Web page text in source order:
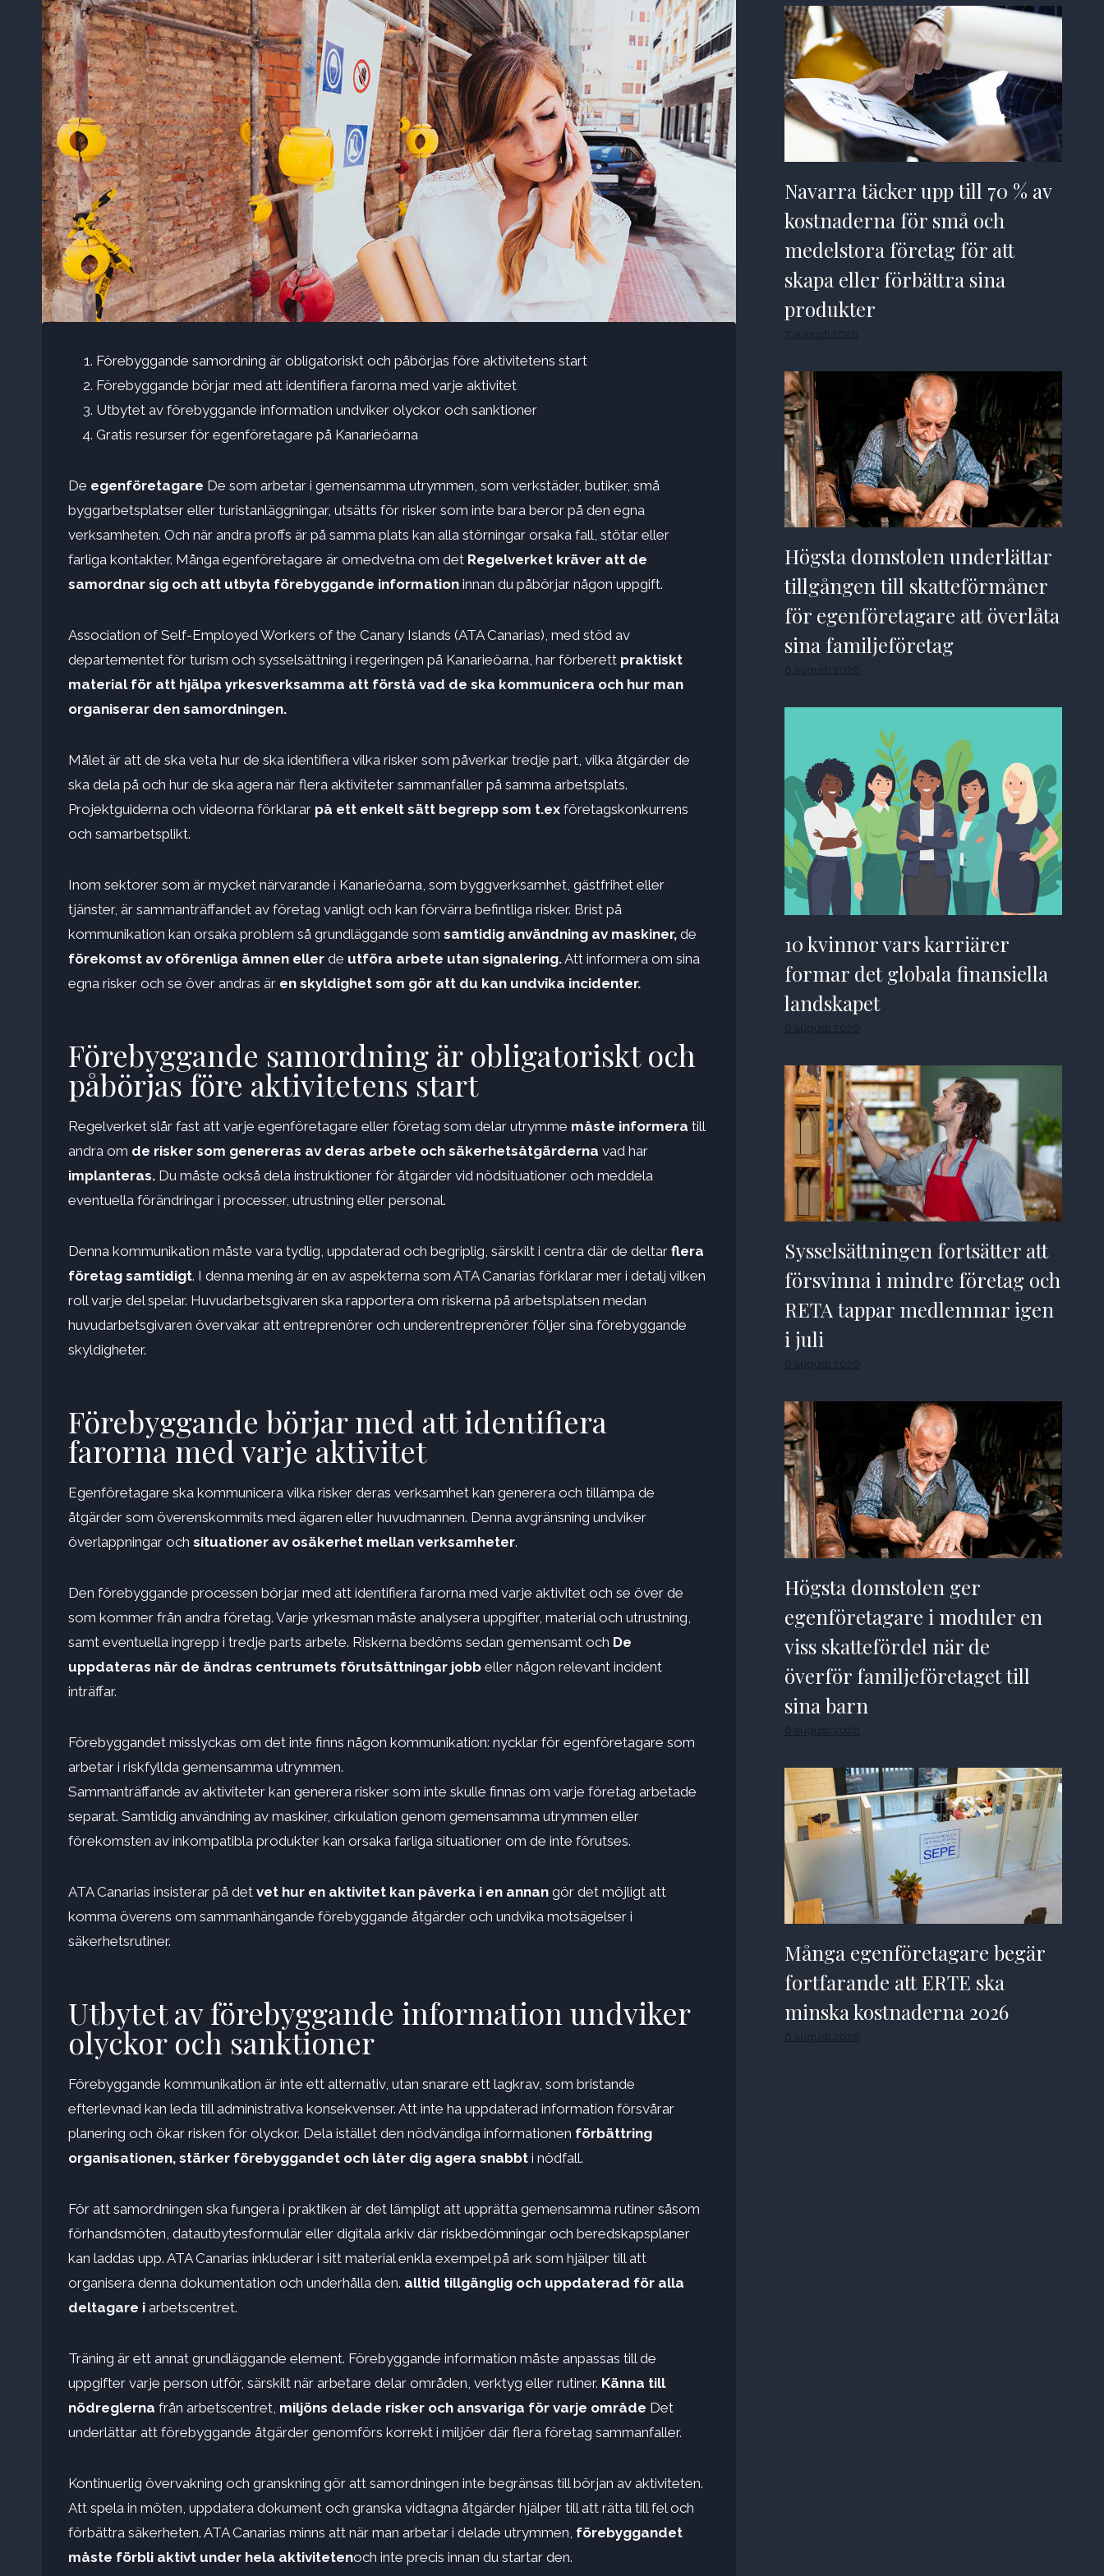
Förebyggande samordning är obligatoriskt och påbörjas före aktivitetens start
Förebyggande börjar med att identifiera farorna med varje aktivitet
Utbytet av förebyggande information undviker olyckor och sanktioner
Gratis resurser för egenföretagare på Kanarieöarna
De egenföretagare De som arbetar i gemensamma utrymmen, som verkstäder, butiker, små
byggarbetsplatser eller turistanläggningar, utsätts för risker som inte bara beror på den egna
verksamheten. Och när andra proffs är på samma plats kan alla störningar orsaka fall, stötar eller
farliga kontakter. Många egenföretagare är omedvetna om det Regelverket kräver att de
samordnar sig och att utbyta förebyggande information innan du påbörjar någon uppgift.
Association of Self-Employed Workers of the Canary Islands (ATA Canarias), med stöd av
departementet för turism och sysselsättning i regeringen på Kanarieöarna, har förberett praktiskt
material för att hjälpa yrkesverksamma att förstå vad de ska kommunicera och hur man
organiserar den samordningen.
Målet är att de ska veta hur de ska identifiera vilka risker som påverkar tredje part, vilka åtgärder de
ska dela på och hur de ska agera när flera aktiviteter sammanfaller på samma arbetsplats.
Projektguiderna och videorna förklarar på ett enkelt sätt begrepp som t.ex företagskonkurrens
och samarbetsplikt.
Inom sektorer som är mycket närvarande i Kanarieöarna, som byggverksamhet, gästfrihet eller
tjänster, är sammanträffandet av företag vanligt och kan förvärra befintliga risker. Brist på
kommunikation kan orsaka problem så grundläggande som samtidig användning av maskiner, de
förekomst av oförenliga ämnen eller de utföra arbete utan signalering.Att informera om sina
egna risker och se över andras är en skyldighet som gör att du kan undvika incidenter.
Förebyggande samordning är obligatoriskt och
påbörjas före aktivitetens start
Regelverket slår fast att varje egenföretagare eller företag som delar utrymme måste informera till
andra om de risker som genereras av deras arbete och säkerhetsåtgärderna vad har
implanteras. Du måste också dela instruktioner för åtgärder vid nödsituationer och meddela
eventuella förändringar i processer, utrustning eller personal.
Denna kommunikation måste vara tydlig, uppdaterad och begriplig, särskilt i centra där de deltar flera
företag samtidigt. I denna mening är en av aspekterna som ATA Canarias förklarar mer i detalj vilken
roll varje del spelar. Huvudarbetsgivaren ska rapportera om riskerna på arbetsplatsen medan
huvudarbetsgivaren övervakar att entreprenörer och underentreprenörer följer sina förebyggande
skyldigheter.
Förebyggande börjar med att identifiera
farorna med varje aktivitet
Egenföretagare ska kommunicera vilka risker deras verksamhet kan generera och tillämpa de
åtgärder som överenskommits med ägaren eller huvudmannen. Denna avgränsning undviker
överlappningar och situationer av osäkerhet mellan verksamheter.
Den förebyggande processen börjar med att identifiera farorna med varje aktivitet och se över de
som kommer från andra företag. Varje yrkesman måste analysera uppgifter, material och utrustning,
samt eventuella ingrepp i tredje parts arbete. Riskerna bedöms sedan gemensamt och De
uppdateras när de ändras centrumets förutsättningar jobb eller någon relevant incident
inträffar.
Förebyggandet misslyckas om det inte finns någon kommunikation: nycklar för egenföretagare som
arbetar i riskfyllda gemensamma utrymmen.
Sammanträffande av aktiviteter kan generera risker som inte skulle finnas om varje företag arbetade
separat. Samtidig användning av maskiner, cirkulation genom gemensamma utrymmen eller
förekomsten av inkompatibla produkter kan orsaka farliga situationer om de inte förutses.
ATA Canarias insisterar på det vet hur en aktivitet kan påverka i en annan gör det möjligt att
komma överens om sammanhängande förebyggande åtgärder och undvika motsägelser i
säkerhetsrutiner.
Utbytet av förebyggande information undviker
olyckor och sanktioner
Förebyggande kommunikation är inte ett alternativ, utan snarare ett lagkrav, som bristande
efterlevnad kan leda till administrativa konsekvenser. Att inte ha uppdaterad information försvårar
planering och ökar risken för olyckor. Dela istället den nödvändiga informationen förbättring
organisationen, stärker förebyggandet och låter dig agera snabbt i nödfall.
För att samordningen ska fungera i praktiken är det lämpligt att upprätta gemensamma rutiner såsom
förhandsmöten, datautbytesformulär eller digitala arkiv där riskbedömningar och beredskapsplaner
kan laddas upp. ATA Canarias inkluderar i sitt material enkla exempel på ark som hjälper till att
organisera denna dokumentation och underhålla den. alltid tillgänglig och uppdaterad för alla
deltagare i arbetscentret.
Träning är ett annat grundläggande element. Förebyggande information måste anpassas till de
uppgifter varje person utför, särskilt när arbetare delar områden, verktyg eller rutiner. Känna till
nödreglerna från arbetscentret, miljöns delade risker och ansvariga för varje område Det
underlättar att förebyggande åtgärder genomförs korrekt i miljöer där flera företag sammanfaller.
Kontinuerlig övervakning och granskning gör att samordningen inte begränsas till början av aktiviteten.
Att spela in möten, uppdatera dokument och granska vidtagna åtgärder hjälper till att rätta till fel och
förbättra säkerheten. ATA Canarias minns att när man arbetar i delade utrymmen, förebyggandet
måste förbli aktivt under hela aktivitetenoch inte precis innan du startar den.
Navarra täcker upp till 70 % av
kostnaderna för små och
medelstora företag för att
skapa eller förbättra sina
produkter
7 augusti 2026
Högsta domstolen underlättar
tillgången till skatteförmåner
för egenföretagare att överlåta
sina familjeföretag
6 augusti 2026
10 kvinnor vars karriärer
formar det globala finansiella
landskapet
6 augusti 2026
Sysselsättningen fortsätter att
försvinna i mindre företag och
RETA tappar medlemmar igen
i juli
6 augusti 2026
Högsta domstolen ger
egenföretagare i moduler en
viss skattefördel när de
överför familjeföretaget till
sina barn
6 augusti 2026
Många egenföretagare begär
fortfarande att ERTE ska
minska kostnaderna 2026
6 augusti 2026